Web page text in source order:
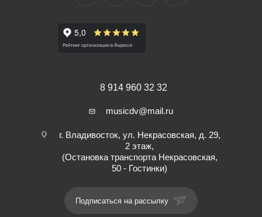
8 914 960 32 32
musicdv@mail.ru
г. Владивосток, ул. Некрасовская, д. 29,
2 этаж,
(Остановка транспорта Некрасовская,
50 - Гостинки)
Подписаться на рассылку